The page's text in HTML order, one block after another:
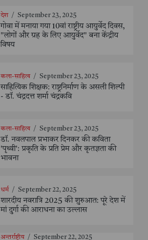
देश / September 23, 2025
गोवा में मनाया गया 10वां राष्ट्रीय आयुर्वेद दिवस,
"लोगों और ग्रह के लिए आयुर्वेद" बना केंद्रीय
विषय
कला-साहित्य / September 23, 2025
साहित्यिक शिक्षक: राष्ट्रनिर्माण के असली शिल्पी
- डॉ. चंद्रदत्त शर्मा चंद्रकवि
कला-साहित्य / September 23, 2025
डॉ. नवलपाल प्रभाकर दिनकर की कविता
'पृथ्वी': प्रकृति के प्रति प्रेम और कृतज्ञता की
भावना
धर्म / September 22, 2025
शारदीय नवरात्रि 2025 की शुरुआत: पूरे देश में
मां दुर्गा की आराधना का उल्लास
अन्तर्राष्ट्रीय / September 22, 2025